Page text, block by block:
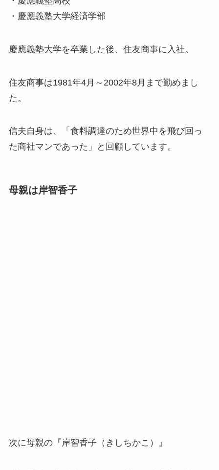
・慶應義塾大学経済学部
慶應義塾大学を卒業した後、住友商事に入社。
住友商事は1981年4月～2002年8月まで勤めまし
た。
信夫自身は、「食料調達のため世界中を飛び回っ
た商社マンであった」と回顧しています。
母親は岸智香子
次に母親の『岸智香子（きしちかこ）』